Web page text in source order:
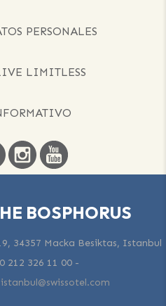
PERSONALES
LIMITLESS
BOSPHORUS
34357 Macka Besiktas, Istanbul
212 326 11 00-
istanbul@swissotel.com